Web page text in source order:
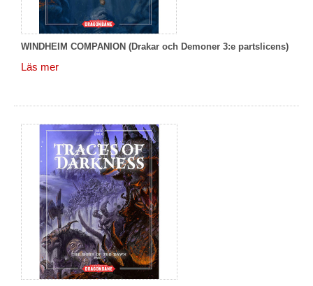
WINDHEIM COMPANION (Drakar och Demoner 3:e partslicens)
Läs mer